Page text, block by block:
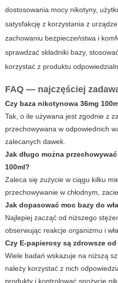
dostosowania mocy nikotyny,
satysfakcję z korzystania z
zachowaniu bezpieczeństwa i
sprawdzać składniki bazy,
korzystać z produktu
FAQ — najczęściej
Czy baza nikotynowa 36mg
Tak, o ile używana jest zgodnie z
przechowywana w odpowiednich
zalecanych dawek.
Jak długo można
100ml?
Zaleca się zużycie w ciągu kilku
przechowywanie w chłodnym,
Jak dopasować moc bazy do
Najlepiej zacząć od niższego
obserwując reakcje organizmu i
Czy E-papierosy są zdrowsze
Wiele badań wskazuje na niższą
należy korzystać z nich
produkty i kontrolować spożycie